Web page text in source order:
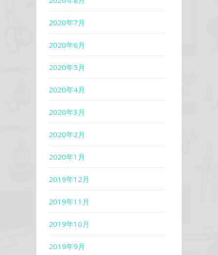
2020年7月
2020年6月
2020年5月
2020年4月
2020年3月
2020年2月
2020年1月
2019年12月
2019年11月
2019年10月
2019年9月